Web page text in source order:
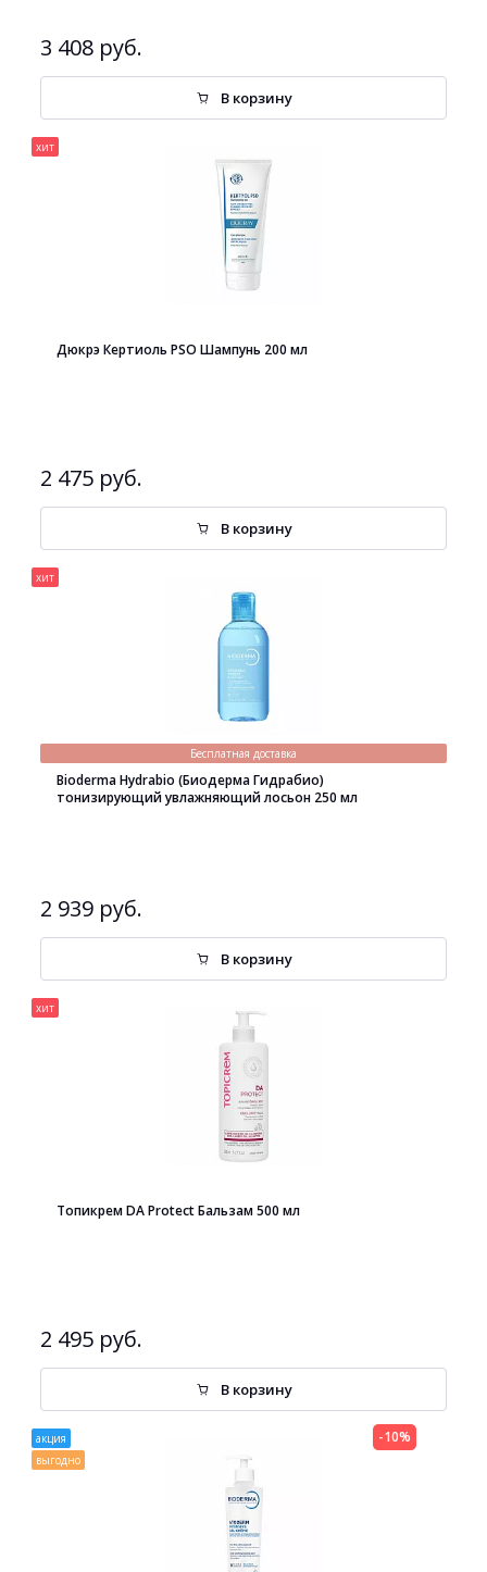
3 408 руб.
В корзину
хит
Дюкрэ Кертиоль PSO Шампунь 200 мл
2 475 руб.
В корзину
хит
Бесплатная доставка
Bioderma Hydrabio (Биодерма Гидрабио)
тонизирующий увлажняющий лосьон 250 мл
2 939 руб.
В корзину
хит
Топикрем DA Protect Бальзам 500 мл
2 495 руб.
В корзину
акция
выгодно
-10%